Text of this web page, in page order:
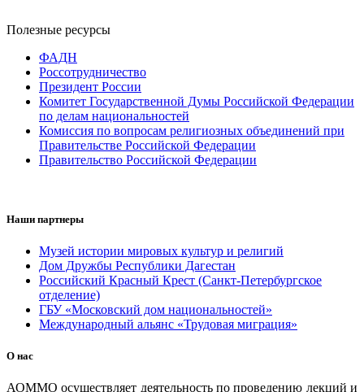
Полезные ресурсы
ФАДН
Россотрудничество
Президент России
Комитет Государственной Думы Российской Федерации
по делам национальностей
Комиссия по вопросам религиозных объединений при
Правительстве Российской Федерации
Правительство Российской Федерации
Наши партнеры
Музей истории мировых культур и религий
Дом Дружбы Республики Дагестан
Российский Красный Крест (Санкт-Петербургское
отделение)
ГБУ «Московский дом национальностей»
Международный альянс «Трудовая миграция»
О нас
АОММО осуществляет деятельность по проведению лекций и